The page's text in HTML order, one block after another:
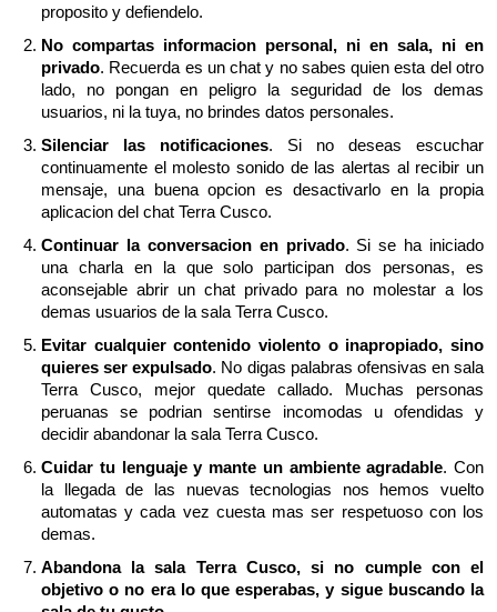
proposito y defiendelo.
No compartas informacion personal, ni en sala, ni en
privado. Recuerda es un chat y no sabes quien esta del otro
lado, no pongan en peligro la seguridad de los demas
usuarios, ni la tuya, no brindes datos personales.
Silenciar las notificaciones. Si no deseas escuchar
continuamente el molesto sonido de las alertas al recibir un
mensaje, una buena opcion es desactivarlo en la propia
aplicacion del chat Terra Cusco.
Continuar la conversacion en privado. Si se ha iniciado
una charla en la que solo participan dos personas, es
aconsejable abrir un chat privado para no molestar a los
demas usuarios de la sala Terra Cusco.
Evitar cualquier contenido violento o inapropiado, sino
quieres ser expulsado. No digas palabras ofensivas en sala
Terra Cusco, mejor quedate callado. Muchas personas
peruanas se podrian sentirse incomodas u ofendidas y
decidir abandonar la sala Terra Cusco.
Cuidar tu lenguaje y mante un ambiente agradable. Con
la llegada de las nuevas tecnologias nos hemos vuelto
automatas y cada vez cuesta mas ser respetuoso con los
demas.
Abandona la sala Terra Cusco, si no cumple con el
objetivo o no era lo que esperabas, y sigue buscando la